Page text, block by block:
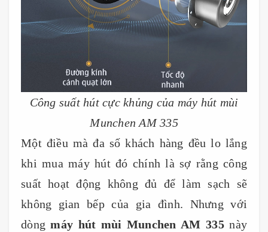
Công suất hút cực khủng của máy hút mùi
Munchen AM 335
Một điều mà đa số khách hàng đều lo lắng
khi mua máy hút đó chính là sợ rằng công
suất hoạt động không đủ để làm sạch sẽ
không gian bếp của gia đình. Nhưng với
dòngmáy hút mùi Munchen AM 335này